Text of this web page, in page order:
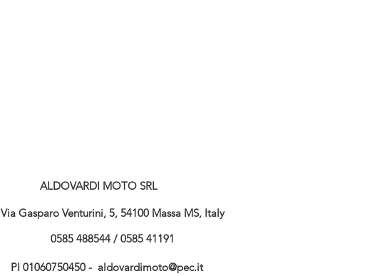
ALDOVARDI MOTO SRL
Via Gasparo Venturini, 5, 54100 Massa MS, Italy
0585 488544 / 0585 41191
PI 01060750450 - aldovardimoto@pec.it